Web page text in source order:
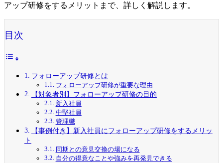
アップ研修をするメリットまで、詳しく解説します。
目次
フォローアップ研修とは
フォローアップ研修が重要な理由
【対象者別】フォローアップ研修の目的
新入社員
中堅社員
管理職
【事例付き】新入社員にフォローアップ研修をするメリッ
ト
同期との意見交換の場になる
自分の得意なことや強みを再発見できる